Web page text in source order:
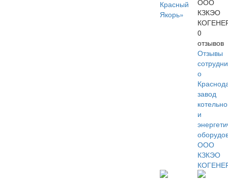
Красный
Якорь»
ООО
КЗКЭО
0
отзывов
Отзывы
о
завод
и
ООО
КЗКЭО